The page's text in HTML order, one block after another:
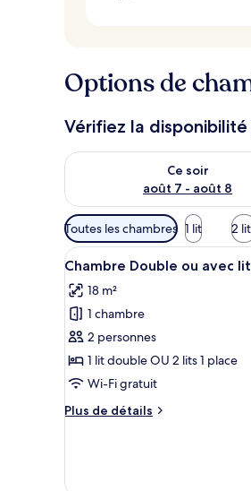
Options de
Vérifiez la
Ce soir
août 7 - août 8
Vérifier la disponibilité pour
Filtres
disponibles
pour
les
chambres
Toutes les chambres 1 lit 2
Afficher
toutes
les
photos
pour
ce
type
chambre :
ou
3
Chambre Double ou avec
18 m²
1 chambre
2 personnes
1 lit double OU 2 lits 1 place
Wi-Fi gratuit
Plus de détails
Plus